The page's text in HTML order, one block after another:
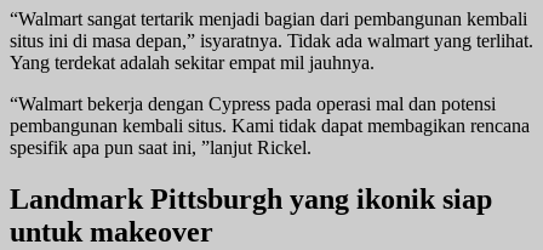
“Walmart sangat tertarik menjadi bagian dari pembangunan kembali
situs ini di masa depan,” isyaratnya. Tidak ada walmart yang terlihat.
Yang terdekat adalah sekitar empat mil jauhnya.
“Walmart bekerja dengan Cypress pada operasi mal dan potensi
pembangunan kembali situs. Kami tidak dapat membagikan rencana
spesifik apa pun saat ini, ”lanjut Rickel.
Landmark Pittsburgh yang ikonik siap
untuk makeover